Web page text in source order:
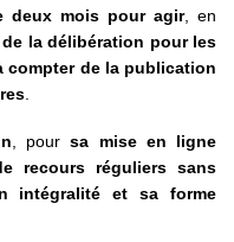
deux mois pour agir, en
la délibération pour les
compter de la publication
, pour sa mise en ligne
recours réguliers sans
intégralité et sa forme